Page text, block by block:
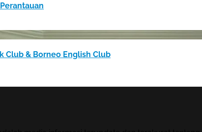
Club & Borneo English Club